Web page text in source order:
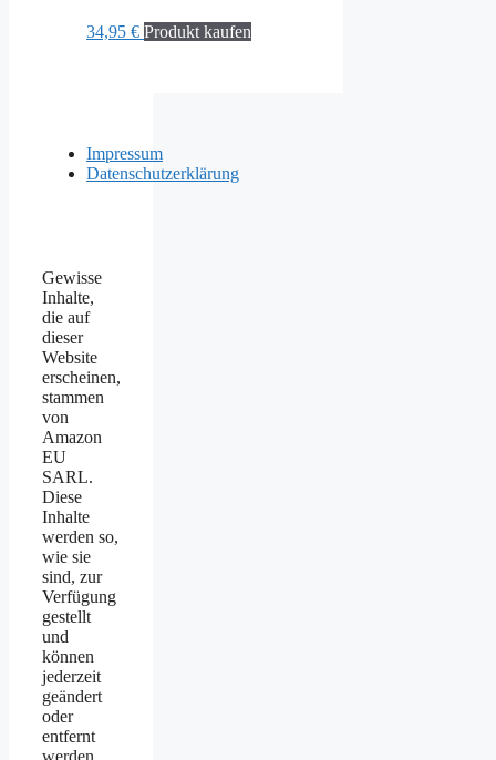
34,95 € Produkt kaufen
Impressum
Datenschutzerklärung
Gewisse
Inhalte,
die auf
dieser
Website
erscheinen,
stammen
von
Amazon
EU
SARL.
Diese
Inhalte
werden so,
wie sie
sind, zur
Verfügung
gestellt
und
können
jederzeit
geändert
oder
entfernt
werden.